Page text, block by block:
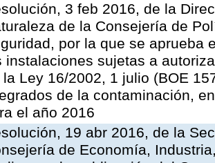
3 feb 2016, de la
de la Consejería de
por la que se aprueba
instalaciones sujetas a
la Ley 16/2002, 1 julio (BOE
de la contaminación,
el año 2016
19 abr 2016, de la
de Economía,